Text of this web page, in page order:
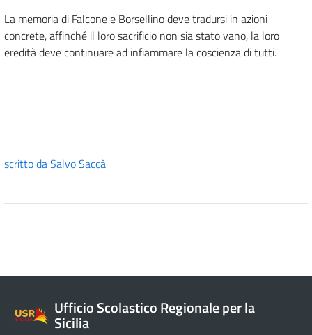
La memoria di Falcone e Borsellino deve tradursi in azioni
concrete, affinché il loro sacrificio non sia stato vano, la loro
eredità deve continuare ad infiammare la coscienza di tutti.
scritto daSalvo Saccà
Ufficio Scolastico Regionale per la
Sicilia